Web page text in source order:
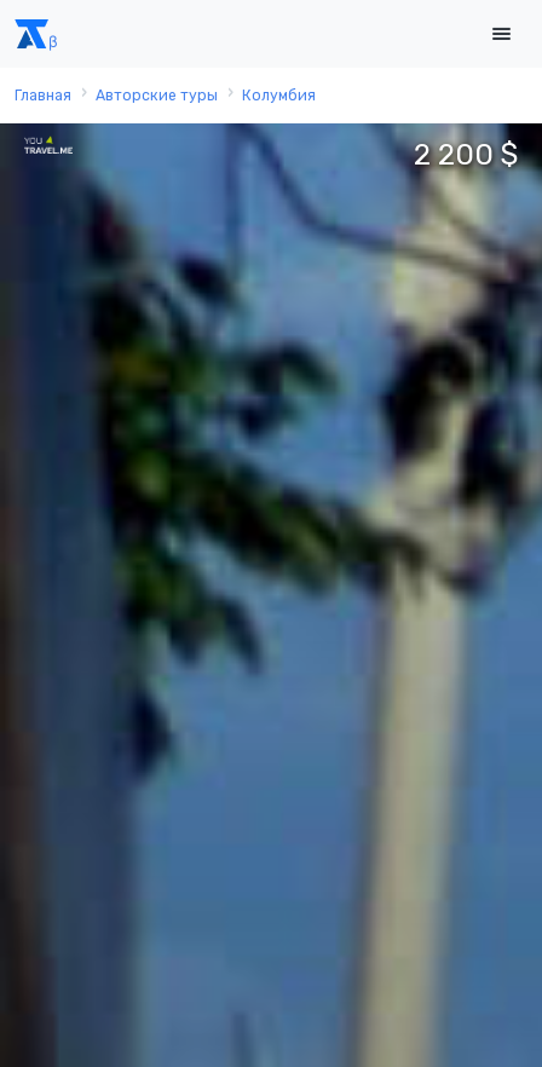
Главная Авторские туры Колумбия
2 200 $